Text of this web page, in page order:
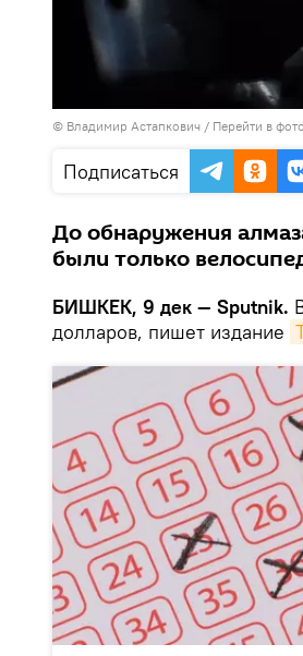
© Владимир Астапкович / Перейти в
Подписаться
До обнаружения
были только
БИШКЕК, 9 дек — Sputnik.
долларов, пишет издание